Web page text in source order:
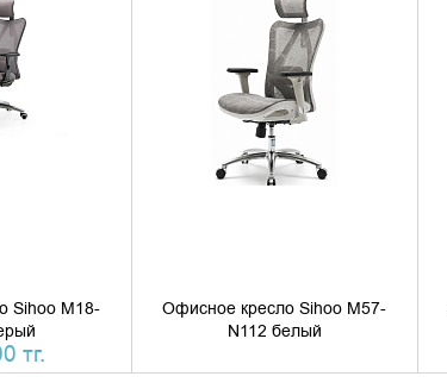
Sihoo M18-
тг.
КОРЗИНУ
КЛИК
Офисное кресло Sihoo M57-
N112 белый
УТОЧНИТЬ НАЛИЧИЕ